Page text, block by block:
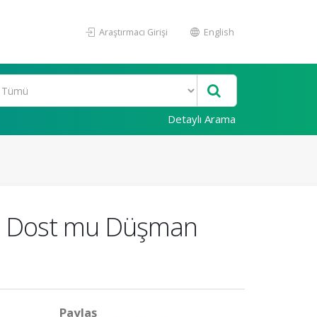
Araştırmacı Girişi English
Detaylı Arama
mu Düşman
Paylaş